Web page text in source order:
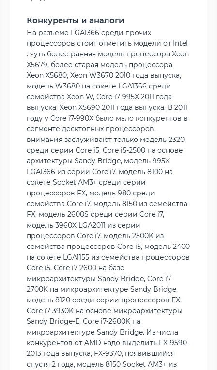
Конкуренты и аналоги
На разъеме LGA1366 среди прочих
процессоров стоит отметить модели от Intel
: чуть более ранняя модель процессора Xeon
X5679, более старая модель процессора
Xeon X5680, Xeon W3670 2010 года выпуска,
модель W3680 на сокете LGA1366 среди
семейства Xeon W, Core i7-995X 2011 года
выпуска, Xeon X5690 2011 года выпуска. В 2011
году у Core i7-990X было мало конкурентов в
сегменте десктопных процессоров,
внимания заслуживают только модель 2320
среди серии Core i5, Core i5-2500 на основе
архитектуры Sandy Bridge, модель 995X
LGA1366 из серии Core i7, модель 8100 на
сокете Socket AM3+ среди серии
процессоров FX, модель 980 среди
семейства Core i7, модель 8150 из семейства
FX, модель 2600S среди серии Core i7,
модель 3960X LGA2011 из серии
процессоров Core i7, модель 2500K из
семейства процессоров Core i5, модель 2400
на сокете LGA1155 из семейства процессоров
Core i5, Core i7-2600 на базе
микроархитектуры Sandy Bridge, Core i7-
2700K на микроархитектуре Sandy Bridge,
модель 8120 среди серии процессоров FX,
Core i7-3930K на основе микроархитектуры
Sandy Bridge-E, Core i7-2600K на
микроархитектуре Sandy Bridge. Из числа
конкурентов от AMD надо выделить FX-9590
2013 года выпуска, FX-9370, появившийся
спустя 2 года, модель 8150 Socket AM3+ из